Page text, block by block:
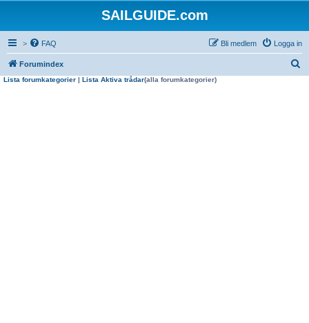
SAILGUIDE.com
> FAQ Logga in
Bli medlem
Forumindex
Lista forumkategorier | Lista Aktiva trådar(alla forumkategorier)